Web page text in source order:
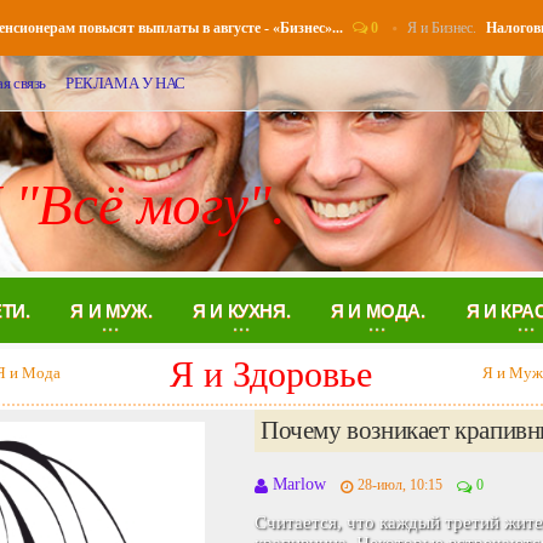
повысят выплаты в августе - «Бизнес»... 0 Я и Бизнес. Налоговые
связь РЕКЛАМА У НАС
могу".
Я И МУЖ. Я И КУХНЯ. Я И МОДА. Я И
Здоровье Я и Муж Я и Кухня
Жизнь без секса - Семья..
Аглая 03-май, 00:00 0
Люде - 27, она работает в